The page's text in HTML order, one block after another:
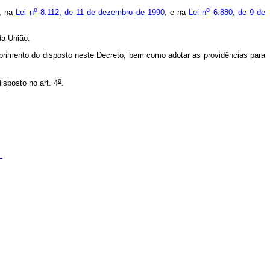
na Lei no8.112, de 11 de dezembro de 1990, e na Lei no6.880, de 9 de
União.
do disposto neste Decreto, bem como adotar as providências para
no art. 4o.